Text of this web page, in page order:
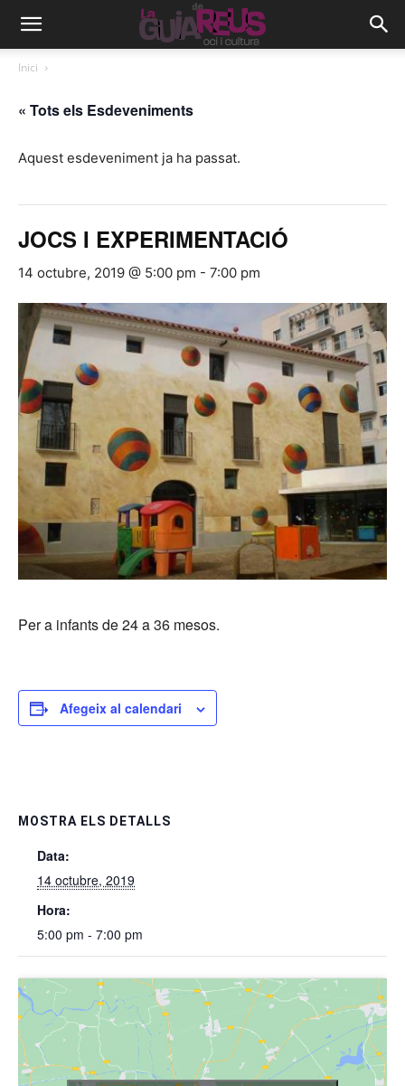
Inici
« Tots els Esdeveniments
Aquest esdeveniment ja ha passat.
JOCS I EXPERIMENTACIÓ
14 octubre, 2019 @ 5:00 pm - 7:00 pm
Per a infants de 24 a 36 mesos.
Afegeix al calendari
MOSTRA ELS DETALLS
Data:
14 octubre, 2019
Hora:
5:00 pm - 7:00 pm